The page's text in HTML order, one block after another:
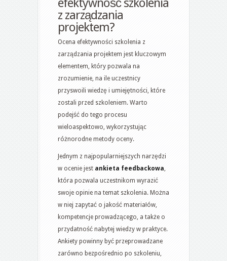
efektywność szkolenia
z zarządzania
projektem?
Ocena efektywności szkolenia z
zarządzania projektem jest kluczowym
elementem, który pozwala na
zrozumienie, na ile uczestnicy
przyswoili wiedzę i umiejętności, które
zostali przed szkoleniem. Warto
podejść do tego procesu
wieloaspektowo, wykorzystując
różnorodne metody oceny.
Jednym z najpopularniejszych narzędzi
w ocenie jest ankieta feedbackowa
która pozwala uczestnikom wyrazić
swoje opinie na temat szkolenia. Można
w niej zapytać o jakość materiałów,
kompetencje prowadzącego, a także o
przydatność nabytej wiedzy w praktyce.
Ankiety powinny być przeprowadzane
zarówno bezpośrednio po szkoleniu,